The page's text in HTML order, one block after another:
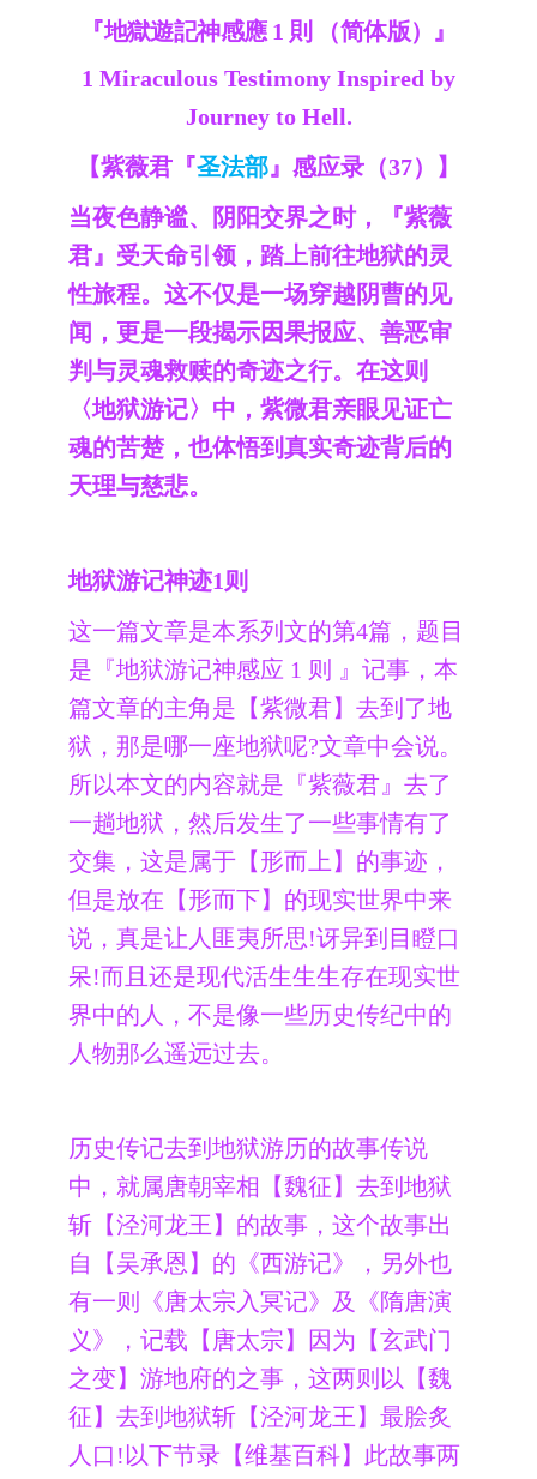
『地獄遊記神感應 1 則 （简体版）』
1 Miraculous Testimony Inspired by
Journey to Hell.
【紫薇君『圣法部』感应录（37）】
当夜色静谧、阴阳交界之时，『紫薇
君』受天命引领，踏上前往地狱的灵
性旅程。这不仅是一场穿越阴曹的见
闻，更是一段揭示因果报应、善恶审
判与灵魂救赎的奇迹之行。在这则
〈地狱游记〉中，紫微君亲眼见证亡
魂的苦楚，也体悟到真实奇迹背后的
天理与慈悲。
地狱游记神迹1则
这一篇文章是本系列文的第4篇，题目
是『地狱游记神感应 1 则 』记事，本
篇文章的主角是【紫微君】去到了地
狱，那是哪一座地狱呢?文章中会说。
所以本文的内容就是『紫薇君』去了
一趟地狱，然后发生了一些事情有了
交集，这是属于【形而上】的事迹，
但是放在【形而下】的现实世界中来
说，真是让人匪夷所思!讶异到目瞪口
呆!而且还是现代活生生生存在现实世
界中的人，不是像一些历史传纪中的
人物那么遥远过去。
历史传记去到地狱游历的故事传说
中，就属唐朝宰相【魏征】去到地狱
斩【泾河龙王】的故事，这个故事出
自【吴承恩】的《西游记》，另外也
有一则《唐太宗入冥记》及《隋唐演
义》，记载【唐太宗】因为【玄武门
之变】游地府的之事，这两则以【魏
征】去到地狱斩【泾河龙王】最脍炙
人口!以下节录【维基百科】此故事两